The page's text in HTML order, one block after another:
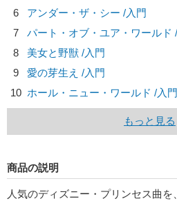
6
アンダー・ザ・シー /入門
7
パート・オブ・ユア・ワールド
8
美女と野獣 /入門
9
愛の芽生え /入門
10 ホール・ニュー・ワールド /入門
もっと見る
商品の説明
人気のディズニー・プリンセス曲